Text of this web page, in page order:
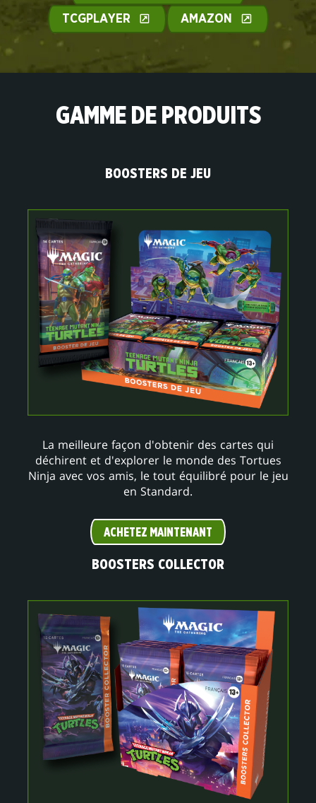
TCGPLAYER AMAZON
GAMME DE PRODUITS
BOOSTERS DE JEU
La meilleure façon d'obtenir des cartes qui
déchirent et d'explorer le monde des Tortues
Ninja avec vos amis, le tout équilibré pour le jeu
en Standard.
ACHETEZ MAINTENANT
BOOSTERS COLLECTOR